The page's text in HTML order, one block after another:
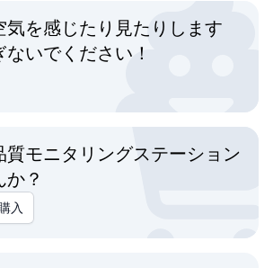
気を感じたり見たりします
いでください！
質モニタリングステーション
？
入